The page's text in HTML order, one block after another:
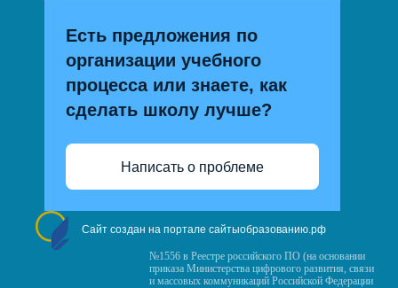
Есть предложения по
организации учебного
процесса или знаете, как
сделать школу лучше?
Написать о проблеме
Сайт создан на портале сайтыобразованию.рф
№1556 в Реестре российского ПО (на основании
приказа Министерства цифрового развития, связи
и массовых коммуникаций Российской Федерации